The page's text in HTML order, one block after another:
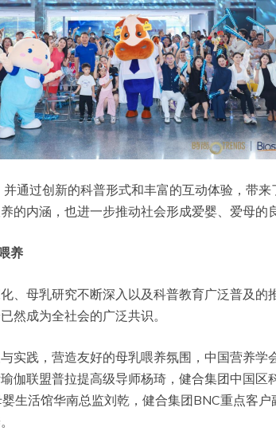
通过创新的科普形式和丰富的互动体验，带
的内涵，也进一步推动社会形成爱婴、爱母的
养
、母乳研究不断深入以及科普教育广泛普及的
然成为全社会的广泛共识。
实践，营造友好的母乳喂养氛围，中国营养学
伽联盟普拉提高级导师杨琦，健合集团中国区
生活馆华南总监刘乾，健合集团BNC重点客